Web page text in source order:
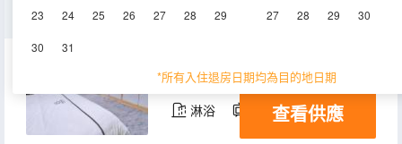
23 24 25 26 27 28 29
30 31
27 28 29 30
*所有入住退房日期均為目的地日期
60㎡ 1層 空調
淋浴 電視機
查看供應